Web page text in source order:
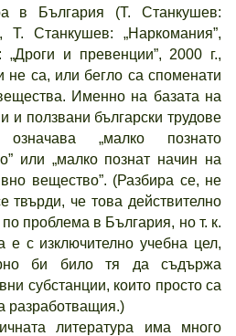
в България (Т. Станкушев:
Т. Станкушев: „Наркомания”,
и превенции”, 2000 г.,
не са, или бегло са споменати
Именно на базата на
и ползвани български трудове
„малко познато
или „малко познат начин на
вещество”. (Разбира се, не
твърди, че това действително
по проблема в България, но т. к.
е с изключително учебна цел,
би било тя да съдържа
субстанции, които просто са
разработващия.)
литература има много